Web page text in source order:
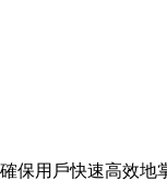
用戶快速高效地